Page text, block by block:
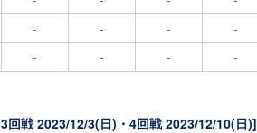
- - - -
- - - -
戦 2023/12/3(日)・4回戦 2023/12/10(日)]